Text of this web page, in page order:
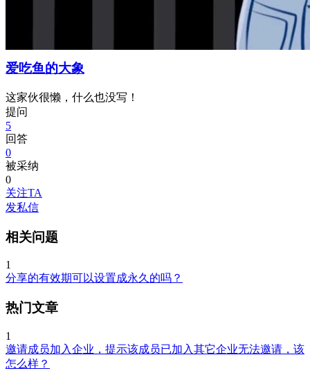
爱吃鱼的大象
这家伙很懒，什么也没写！
提问
5
回答
0
被采纳
0
关注TA
发私信
相关问题
1
分享的有效期可以设置成永久的吗？
热门文章
1
邀请成员加入企业，提示该成员已加入其它企业无法邀请，该
怎么样？